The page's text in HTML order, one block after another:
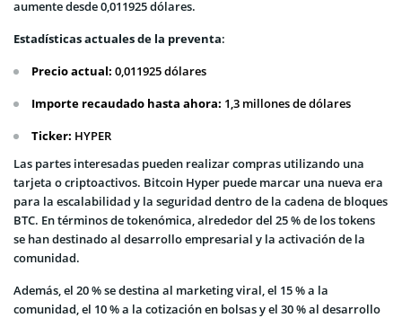
aumente desde 0,011925 dólares.
Estadísticas actuales de la preventa:
Precio actual: 0,011925 dólares
Importe recaudado hasta ahora: 1,3 millones de dólares
Ticker: HYPER
Las partes interesadas pueden realizar compras utilizando una
tarjeta o criptoactivos. Bitcoin Hyper puede marcar una nueva era
para la escalabilidad y la seguridad dentro de la cadena de bloques
BTC. En términos de tokenómica, alrededor del 25 % de los tokens
se han destinado al desarrollo empresarial y la activación de la
comunidad.
Además, el 20 % se destina al marketing viral, el 15 % a la
comunidad, el 10 % a la cotización en bolsas y el 30 % al desarrollo